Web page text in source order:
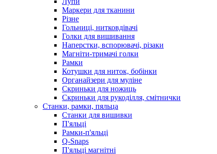
Маркери для тканини
Різне
Гольниці, нитковдівачі
Голки для вишивання
Наперстки, вспорювачі, різаки
Магніти-тримачі голки
Рамки
Котушки для ниток, бобінки
Органайзери для муліне
Скриньки для ножиць
Скриньки для рукоділля, смітнички
Станки, рамки, пяльца
Станки для вишивки
П'яльці
Рамки-п'яльці
Q-Snaps
П'яльці магнітні